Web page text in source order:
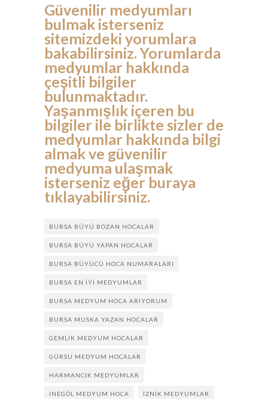
Güvenilir medyumları
bulmak isterseniz
sitemizdeki yorumlara
bakabilirsiniz. Yorumlarda
medyumlar hakkında
çeşitli bilgiler
bulunmaktadır.
Yaşanmışlık içeren bu
bilgiler ile birlikte sizler de
medyumlar hakkında bilgi
almak ve güvenilir
medyuma ulaşmak
isterseniz eğer buraya
tıklayabilirsiniz.
BURSA BÜYÜ BOZAN HOCALAR
BURSA BÜYÜ YAPAN HOCALAR
BURSA BÜYÜCÜ HOCA NUMARALARI
BURSA EN IYI MEDYUMLAR
BURSA MEDYUM HOCA ARIYORUM
BURSA MUSKA YAZAN HOCALAR
GEMLIK MEDYUM HOCALAR
GÜRSU MEDYUM HOCALAR
HARMANCIK MEDYUMLAR
INEGÖL MEDYUM HOCA IZNIK MEDYUMLAR